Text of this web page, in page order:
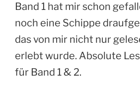
Band 1 hat mir schon
noch eine Schippe
das von mir nicht nur
erlebt wurde. Absolute
für Band 1 & 2.